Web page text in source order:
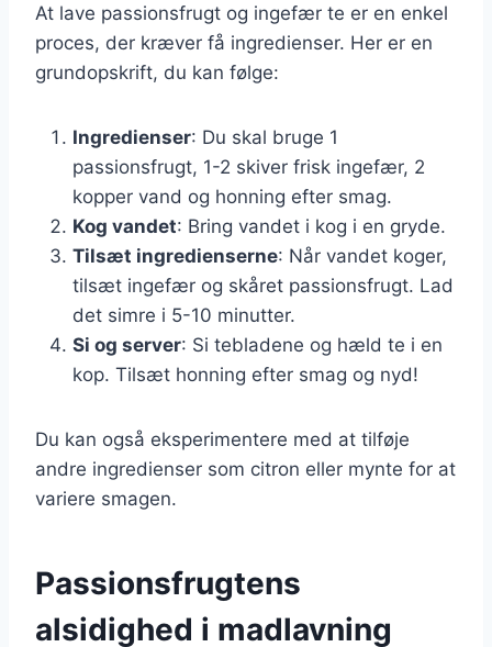
At lave passionsfrugt og ingefær te er en enkel
proces, der kræver få ingredienser. Her er en
grundopskrift, du kan følge:
Ingredienser: Du skal bruge 1
passionsfrugt, 1-2 skiver frisk ingefær, 2
kopper vand og honning efter smag.
Kog vandet: Bring vandet i kog i en gryde.
Tilsæt ingredienserne: Når vandet koger,
tilsæt ingefær og skåret passionsfrugt. Lad
det simre i 5-10 minutter.
Si og server: Si tebladene og hæld te i en
kop. Tilsæt honning efter smag og nyd!
Du kan også eksperimentere med at tilføje
andre ingredienser som citron eller mynte for at
variere smagen.
Passionsfrugtens
alsidighed i madlavning